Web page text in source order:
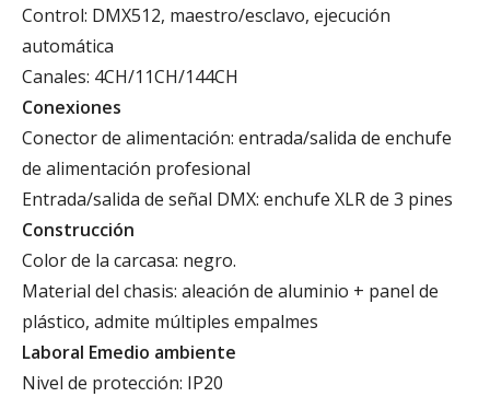
Control: DMX512, maestro/esclavo, ejecución
automática
Canales: 4CH/11CH/144CH
Conexiones
Conector de alimentación: entrada/salida de enchufe
de alimentación profesional
Entrada/salida de señal DMX: enchufe XLR de 3 pines
Construcción
Color de la carcasa: negro.
Material del chasis: aleación de aluminio + panel de
plástico, admite múltiples empalmes
Laboral Emedio ambiente
Nivel de protección: IP20